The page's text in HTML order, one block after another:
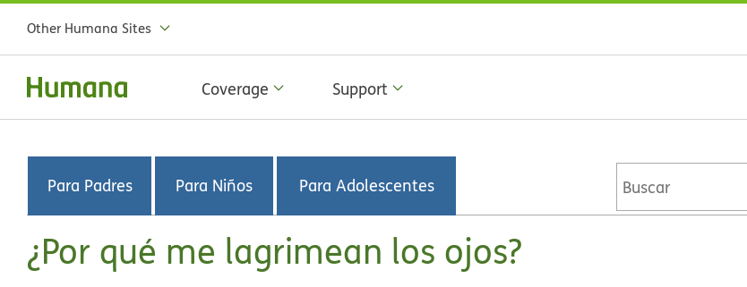
Other Humana Sites
Coverage Support
Para Padres Para Niños Para Adolescentes
¿Por qué me lagrimean los ojos?